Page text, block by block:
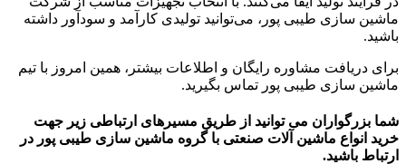
ماشین سازی طیبی پور، می‌توانید تولیدی کارآمد و سودآور داشته
باشید.
برای دریافت مشاوره رایگان و اطلاعات بیشتر، همین امروز با تیم
ماشین سازی طیبی پور تماس بگیرید.
شما بزرگواران می توانید از طریق مسیرهای ارتباطی زیر جهت
خرید انواع ماشین آلات صنعتی با گروه ماشین سازی طیبی پور در
ارتباط باشید.